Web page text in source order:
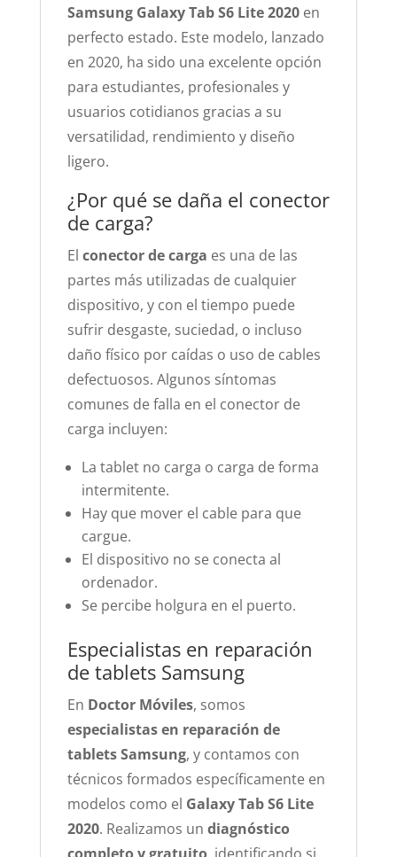
Samsung Galaxy Tab S6 Lite 2020en
perfecto estado. Este modelo, lanzado
en 2020, ha sido una excelente opción
para estudiantes, profesionales y
usuarios cotidianos gracias a su
versatilidad, rendimiento y diseño
ligero.
¿Por qué se daña el conector
de carga?
El conector de carga es una de las
partes más utilizadas de cualquier
dispositivo, y con el tiempo puede
sufrir desgaste, suciedad, o incluso
daño físico por caídas o uso de cables
defectuosos. Algunos síntomas
comunes de falla en el conector de
carga incluyen:
La tablet no carga o carga de forma
intermitente.
Hay que mover el cable para que
cargue.
El dispositivo no se conecta al
ordenador.
Se percibe holgura en el puerto.
Especialistas en reparación
de tablets Samsung
En Doctor Móviles, somos
especialistas en reparación de
tablets Samsung, y contamos con
técnicos formados específicamente en
modelos como el Galaxy Tab S6 Lite
2020. Realizamos un diagnóstico